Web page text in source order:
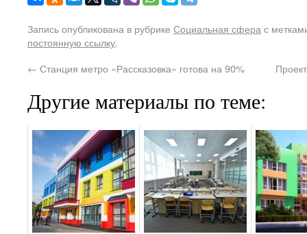
Запись опубликована в рубрике Социальная сфера с
постоянную ссылку.
← Станция метро «Рассказовка» готова на 90%
Другие материалы по теме: